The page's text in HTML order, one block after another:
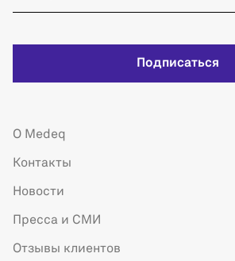
Подписаться
О Medeq
Контакты
Новости
Пресса и СМИ
Отзывы клиентов